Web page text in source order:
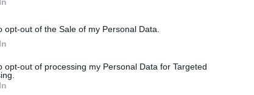
opt-out of the Sale of my Personal Data.
opt-out of processing my Personal Data for Targeted
de Riyadh Air, au personnel du Public
saoudien, actionnaire de la compagnie) et à
de « lancement » plutôt que de vols
Les premières liaisons commerciales payantes
de l’année, une fois finalisée la montée en
de la flotte initiale de 787‑9.